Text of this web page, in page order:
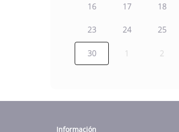
16 17 18
23 24 25
30 1 2
Información